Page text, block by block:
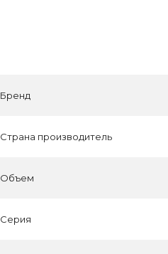
Бренд
Страна производитель
Объем
Серия